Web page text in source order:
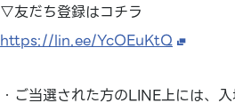
▽友だち登録はコチラ
https://lin.ee/YcOEuKtQ
・ご当選された方のLINE上には、